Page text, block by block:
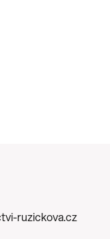
ruzickova.cz